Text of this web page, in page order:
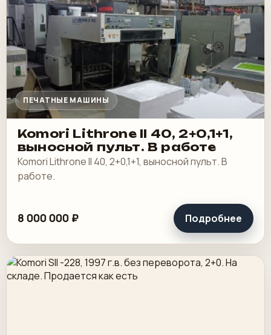
ПЕЧАТНЫЕ МАШИНЫ
Komori Lithrone II 40, 2+0,1+1,
выносной пульт. В работе
Komori Lithrone II 40, 2+0,1+1, выносной пульт. В
работе.
8 000 000 ₽ Подробнее